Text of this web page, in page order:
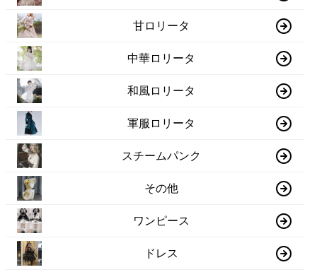
甘ロリータ
中華ロリータ
和風ロリータ
軍服ロリータ
スチームパンク
その他
ワンピース
ドレス